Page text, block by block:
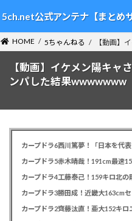
ン
テ
ン
ツ
ビ
ゲ
ー
シ
5ch.net公式アンテナ【まとめ
HOME 5ちゃんねる 【動画】
【動画】イケメン陽キャ
ンパした結果wwwwwww
カープドラ4工藤泰己！159キロ北の
カープドラ2齊藤汰直！亜大152キロ